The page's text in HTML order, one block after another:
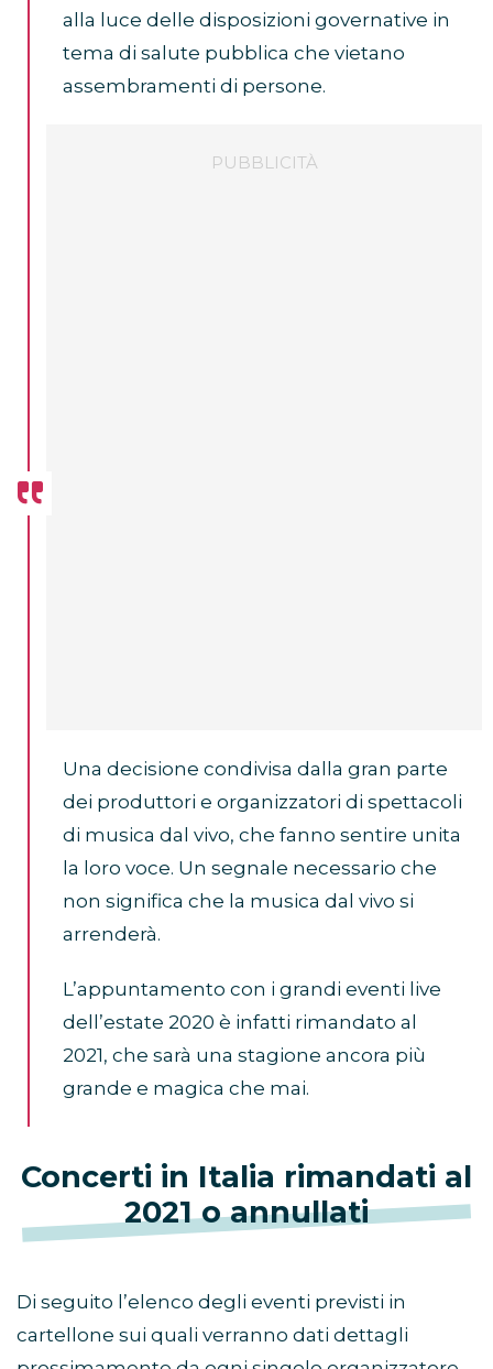
alla luce delle disposizioni governative in
tema di salute pubblica che vietano
assembramenti di persone.
Una decisione condivisa dalla gran parte
dei produttori e organizzatori di spettacoli
di musica dal vivo, che fanno sentire unita
la loro voce. Un segnale necessario che
non significa che la musica dal vivo si
arrenderà.
L’appuntamento con i grandi eventi live
dell’estate 2020 è infatti rimandato al
2021, che sarà una stagione ancora più
grande e magica che mai.
Concerti in Italia rimandati al
2021 o annullati
Di seguito l’elenco degli eventi previsti in
cartellone sui quali verranno dati dettagli